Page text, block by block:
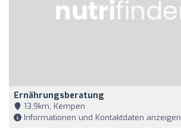
Ernährungsberatung
13,9km, Kempen
Informationen und Kontaktdaten anzeigen